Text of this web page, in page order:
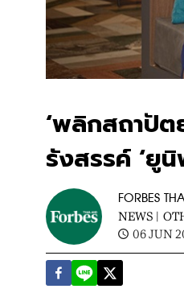
‘พลิกสถาปัต
รังสรรค์ ‘ยู
FORBES
NEWS |
06 JUN